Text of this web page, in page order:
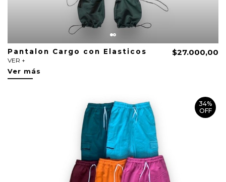
Pantalon Cargo con Elasticos
VER +
$27.000,00
Ver más
34%
OFF